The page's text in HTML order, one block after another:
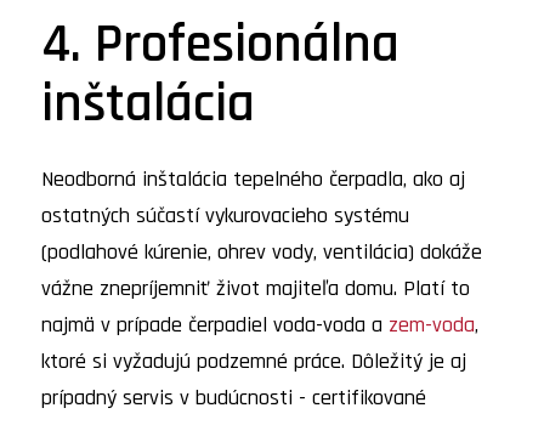
4. Profesionálna
inštalácia
Neodborná inštalácia tepelného čerpadla, ako aj
ostatných súčastí vykurovacieho systému
(podlahové kúrenie, ohrev vody, ventilácia) dokáže
vážne znepríjemniť život majiteľa domu. Platí to
najmä v prípade čerpadiel voda-voda a zem-voda,
ktoré si vyžadujú podzemné práce. Dôležitý je aj
prípadný servis v budúcnosti - certifikované